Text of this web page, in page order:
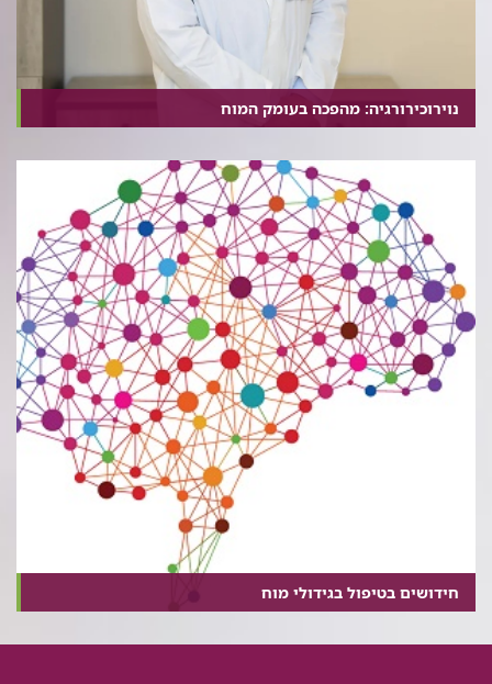
נוירוכירורגיה: מהפכה בעומק המוח
חידושים בטיפול בגידולי מוח